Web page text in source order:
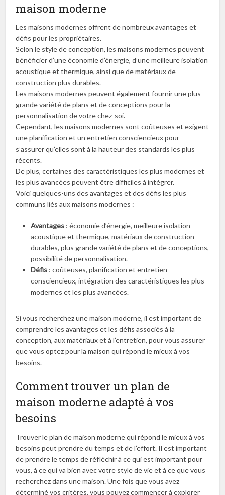
maison moderne
Les maisons modernes offrent de nombreux avantages et
défis pour les propriétaires.
Selon le style de conception, les maisons modernes peuvent
bénéficier d’une économie d’énergie, d’une meilleure isolation
acoustique et thermique, ainsi que de matériaux de
construction plus durables.
Les maisons modernes peuvent également fournir une plus
grande variété de plans et de conceptions pour la
personnalisation de votre chez-soi.
Cependant, les maisons modernes sont coûteuses et exigent
une planification et un entretien consciencieux pour
s’assurer qu’elles sont à la hauteur des standards les plus
récents.
De plus, certaines des caractéristiques les plus modernes et
les plus avancées peuvent être difficiles à intégrer.
Voici quelques-uns des avantages et des défis les plus
communs liés aux maisons modernes :
Avantages : économie d’énergie, meilleure isolation
acoustique et thermique, matériaux de construction
durables, plus grande variété de plans et de conceptions,
possibilité de personnalisation.
Défis : coûteuses, planification et entretien
consciencieux, intégration des caractéristiques les plus
modernes et les plus avancées.
Si vous recherchez une maison moderne, il est important de
comprendre les avantages et les défis associés à la
conception, aux matériaux et à l’entretien, pour vous assurer
que vous optez pour la maison qui répond le mieux à vos
besoins.
Comment trouver un plan de
maison moderne adapté à vos
besoins
Trouver le plan de maison moderne qui répond le mieux à vos
besoins peut prendre du temps et de l’effort. Il est important
de prendre le temps de réfléchir à ce qui est important pour
vous, à ce qui va bien avec votre style de vie et à ce que vous
recherchez dans une maison. Une fois que vous avez
déterminé vos critères, vous pouvez commencer à explorer